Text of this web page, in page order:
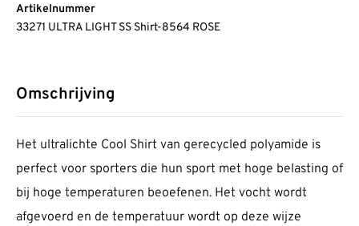
Artikelnummer
33271 ULTRA LIGHT SS Shirt-8564 ROSE
Omschrijving
Het ultralichte Cool Shirt van gerecycled polyamide is
perfect voor sporters die hun sport met hoge belasting of
bij hoge temperaturen beoefenen. Het vocht wordt
afgevoerd en de temperatuur wordt op deze wijze